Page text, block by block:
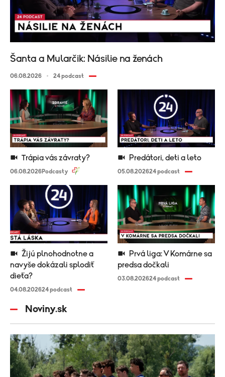
Šanta a Mularčik: Násilie na ženách
06.08.2026 24 podcast
Trápia vás závraty?
06.08.2026Podcasty
Predátori, deti a leto
05.08.202624 podcast
navyše dokázali splodiť
dieťa?
04.08.202624 podcast
predsa dočkali
03.08.202624 podcast
Noviny.sk